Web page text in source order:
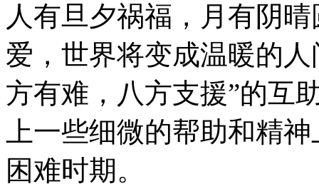
人有旦夕祸福，月有阴
爱，世界将变成温暖的
方有难，八方支援”的互
上一些细微的帮助和精
困难时期。